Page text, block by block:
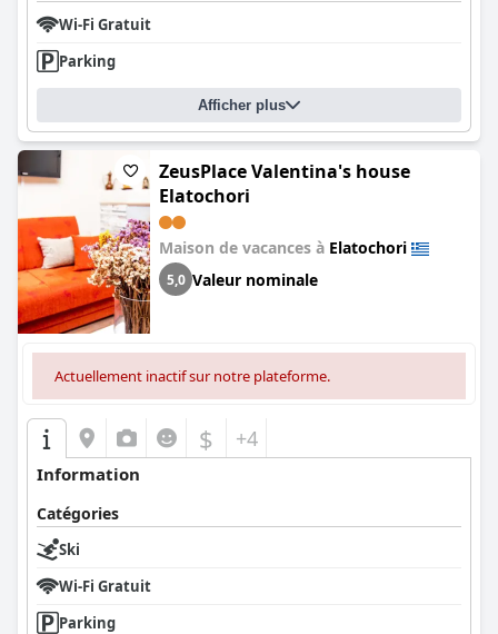
Wi-Fi Gratuit
Parking
Afficher plus
ZeusPlace Valentina's house
Elatochori
Maison de vacances à Elatochori
5,0 Valeur nominale
Actuellement inactif sur notre plateforme.
$ +4
Information
Catégories
Ski
Wi-Fi Gratuit
Parking